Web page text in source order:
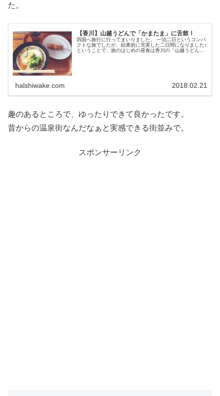
た。
【香川】山越うどんで「かまたま」に舌鼓！
四国へ旅行に行ってまいりました。 一泊二日というコンパ
クトな旅でしたが、結果的に充実した二日間になりました♪
ということで、旅のはじめの昼食は香川の「山越うどん」
halshiwake.com 2018.02.21
趣のあるところで、ゆったりできて良かったです。
昔からの温泉街なんだなぁと実感できる街並みで。
スポンサーリンク